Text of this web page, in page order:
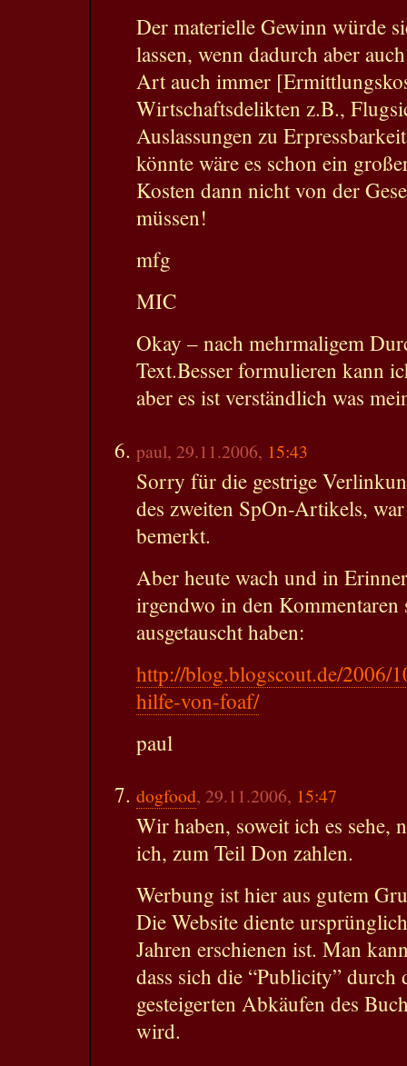
Der materielle Gewinn würde
lassen, wenn dadurch aber
Art auch immer
Wirtschaftsdelikten z.B.,
Auslassungen zu
könnte wäre es schon ein
Kosten dann nicht von der
müssen!
mfg
MIC
Okay – nach mehrmaligem
Text.Besser formulieren kann
aber es ist verständlich was
paul, 29.11.2006, 15:43
Sorry für die gestrige
des zweiten SpOn-Artikels,
bemerkt.
Aber heute wach und in
irgendwo in den
ausgetauscht haben:
http://blog.blogscout.de/2006/
hilfe-von-foaf/
paul
dogfood, 29.11.2006, 15:47
Wir haben, soweit ich es sehe,
ich, zum Teil Don zahlen.
Werbung ist hier aus gutem
Die Website diente
Jahren erschienen ist. Man
dass sich die “Publicity”
gesteigerten Abkäufen des
wird.